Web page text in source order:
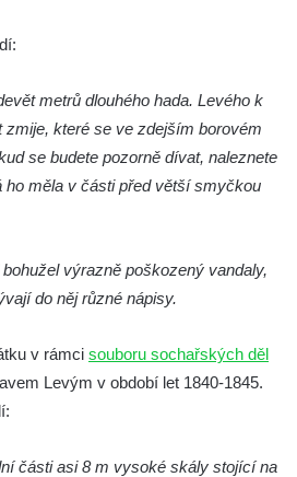
Marie s dítětem
na Kalvárii v
Krista (Naděje –
hory)
(Radvanec –
metrů dlouhého hada. Levého k
které se ve zdejším borovém
se budete pozorně dívat, naleznete
ho měla v části před větší smyčkou
výrazně poškozený vandaly,
do něj různé nápisy.
v rámci souboru sochařských děl
Levým v období let 1840-1845.
části asi 8 m vysoké skály stojící na